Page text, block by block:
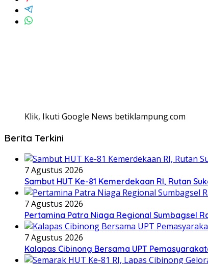
Klik, Ikuti Google News betiklampung.com
Berita Terkini
7 Agustus 2026
Sambut HUT Ke-81 Kemerdekaan RI, Rutan
7 Agustus 2026
Pertamina Patra Niaga Regional Sumbagsel
7 Agustus 2026
Kalapas Cibinong Bersama UPT